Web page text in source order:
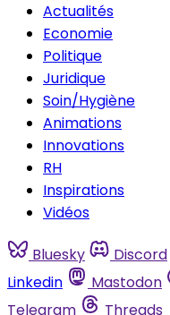
Actualités
Economie
Politique
Juridique
Soin/Hygiène
Animations
Innovations
RH
Inspirations
Vidéos
Bluesky Discord
Linkedin
Mastodon
Telegram
Threads